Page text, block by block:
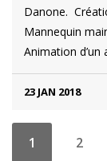
Danone.
Mannequin
Animation
23 JAN 2018
1 2